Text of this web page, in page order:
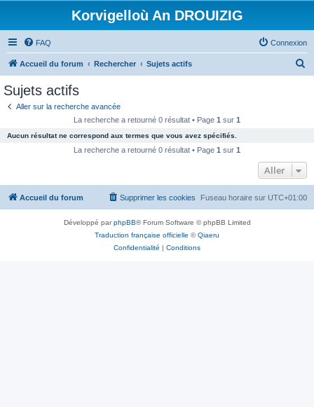
Korvigelloù An DROUIZIG
FAQ Connexion
Accueil du forum Rechercher Sujets actifs
c
e
Sujets actifs
Aller sur la recherche avancée
La recherche a retourné 0 résultat • Page 1 sur 1
Aucun résultat ne correspond aux termes que vous avez spécifiés.
La recherche a retourné 0 résultat • Page 1 sur 1
Aller
Accueil du forum Fuseau horaire sur UTC+01:00
Supprimer les cookies
Développé parphpBB® Forum Software © phpBB Limited
Traduction française officielle ©Qiaeru
Confidentialité | Conditions